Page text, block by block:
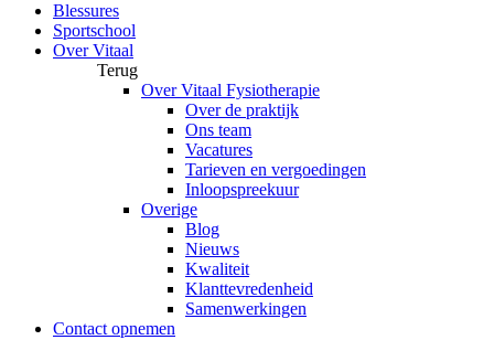
Blessures
Sportschool
Over Vitaal
Terug
Over Vitaal Fysiotherapie
Over de praktijk
Ons team
Vacatures
Tarieven en vergoedingen
Inloopspreekuur
Overige
Blog
Nieuws
Kwaliteit
Klanttevredenheid
Samenwerkingen
Contact opnemen